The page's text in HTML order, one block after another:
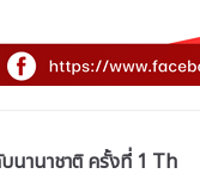
บนานาชาติ ครั้งที่ 1 Th